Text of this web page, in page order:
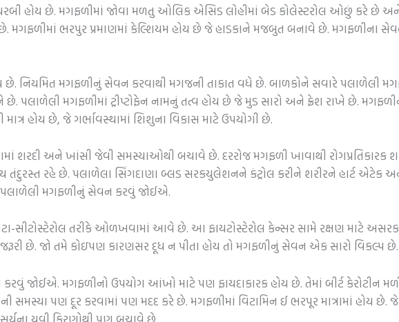
હોય છે. મગફળીમાં જોવા મળતુ ઓલિક એસિડ લોહીમાં બેડ કોલેસ્ટરોલ ઓછું કરે છે અને
મગફળીમાં ભરપુર પ્રમાણમાં કેલ્શિયમ હોય છે જે હાડકાને મજબુત બનાવે છે. મગફળીના
છે. નિયમિત મગફળીનું સેવન કરવાથી મગજની તાકાત વધે છે. બાળકોને સવારે પલાળેલી
પલાળેલી મગફળીમાં ટ્રીપ્ટોફેન નામનું તત્વ હોય છે જે મુડ સારો અને ફ્રેશ રાખે છે.
હોય છે, જે ગર્ભાવસ્થામાં શિશુના વિકાસ માટે ઉપયોગી છે.
શરદી અને ખાંસી જેવી સમસ્યાઓથી બચાવે છે. દરરોજ મગફળી ખાવાથી
તંદુરસ્ત રહે છે. પલાળેલા સિંગદાણા બ્લડ સરકયુલેશનને કંટ્રોલ કરીને શરીરને હાર્ટ એટેક
પલાળેલી મગફળીનું સેવન કરવું જોઈએ.
સીટોસ્ટેરોલ તરીકે ઓળખવામાં આવે છે. આ ફાયટોસ્ટેરોલ કેન્સર સામે રક્ષણ માટે
જ જરૂરી છે. જો તમે કોઇપણ કારણસર દૂધ ન પીતા હોય તો મગફળીનું સેવન એક સારો વિકલ્પ છે.
જોઈએ. મગફળીનો ઉપયોગ આંખો માટે પણ ફાયદાકારક હોય છે. તેમાં બીર્ટ
પણ દૂર કરવામાં પણ મદદ કરે છે. મગફળીમાં વિટામિન ઈ ભરપૂર માત્રામાં હોય છે.
યુવી કિરણોથી પણ બચાવે છે.